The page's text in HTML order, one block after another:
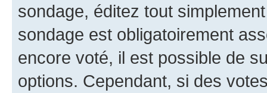
sondage, éditez tout
sondage est obligatoirement
encore voté, il est possible de
options. Cependant, si des